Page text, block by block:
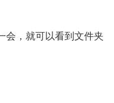
会，就可以看到文件夹